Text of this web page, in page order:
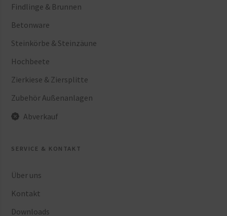
Findlinge & Brunnen
Betonware
Steinkörbe & Steinzäune
Hochbeete
Zierkiese & Ziersplitte
Zubehör Außenanlagen
Abverkauf
SERVICE & KONTAKT
Über uns
Kontakt
Downloads